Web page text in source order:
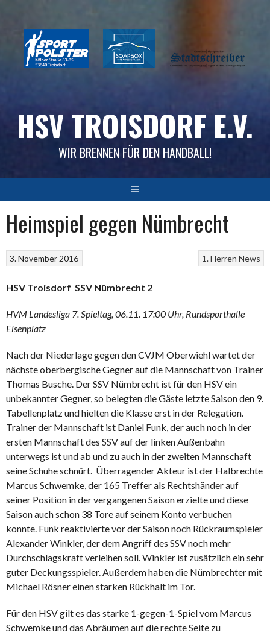
HSV TROISDORF E.V.
WIR BRENNEN FÜR DEN HANDBALL!
Heimspiel gegen Nümbrecht
1. Herren News
3. November 2016
HSV Troisdorf  SSV Nümbrecht 2
HVM Landesliga 7. Spieltag, 06.11. 17:00 Uhr, Rundsporthalle
Elsenplatz
Nach der Niederlage gegen den CVJM Oberwiehl wartet der
nächste oberbergische Gegner auf die Mannschaft von Trainer
Thomas Busche. Der SSV Nümbrecht ist für den HSV ein
unbekannter Gegner, so belegten die Gäste letzte Saison den 9.
Tabellenplatz und hielten die Klasse erst in der Relegation.
Trainer der Mannschaft ist Daniel Funk, der auch noch in der
ersten Mannschaft des SSV auf der linken Außenbahn
unterwegs ist und ab und zu auch in der zweiten Mannschaft
seine Schuhe schnürt.  Überragender Akteur ist der Halbrechte
Marcus Schwemke, der 165 Treffer als Rechtshänder auf
seiner Position in der vergangenen Saison erzielte und diese
Saison auch schon 38 Tore auf seinem Konto verbuchen
konnte. Funk reaktivierte vor der Saison noch Rückraumspieler
Alexander Winkler, der dem Angriff des SSV noch mehr
Durchschlagskraft verleihen soll. Winkler ist zusätzlich ein sehr
guter Deckungsspieler. Außerdem haben die Nümbrechter mit
Michael Rösner einen starken Rückhalt im Tor.
Für den HSV gilt es das starke 1-gegen-1-Spiel vom Marcus
Schwemke und das Abräumen auf die rechte Seite zu